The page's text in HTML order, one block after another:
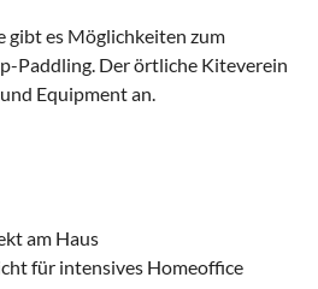
gibt es Möglichkeiten zum
Paddling. Der örtliche Kiteverein
Equipment an.
am Haus
für intensives Homeoffice